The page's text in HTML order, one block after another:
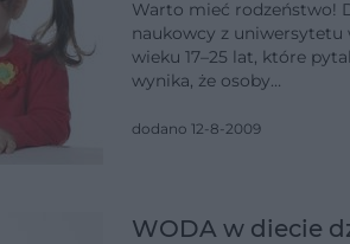
Warto mieć rodzeństwo!
naukowcy z uniwersytetu
wieku 17–25 lat, które
wynika, że osoby…
dodano 12-8-2009
WODA w diecie